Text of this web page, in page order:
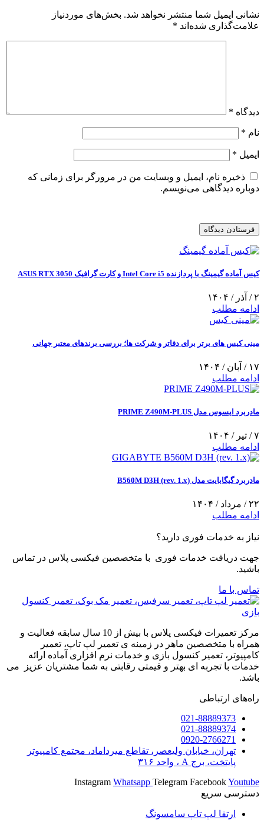
نشانی ایمیل شما منتشر نخواهد شد. بخش‌های موردنیاز
علامت‌گذاری شده‌اند *
دیدگاه *
نام *
ایمیل *
ذخیره نام، ایمیل و وبسایت من در مرورگر برای زمانی که
دوباره دیدگاهی می‌نویسم.
کیس آماده گیمینگ با پردازنده Intel Core i5 و کارت گرافیک ASUS RTX 3050
۲ / آذر / ۱۴۰۴
ادامه مطلب
مینی کیس‌ های برتر برای دفاتر و شرکت‌ ها؛ بررسی برندهای معتبر جهانی
۱۷ / آبان / ۱۴۰۴
ادامه مطلب
مادربرد ایسوس مدل PRIME Z490M-PLUS
۷ / تیر / ۱۴۰۴
ادامه مطلب
مادربرد گیگابایت مدل B560M D3H (rev. 1.x)
۲۲ / مرداد / ۱۴۰۴
ادامه مطلب
نیاز به خدمات فوری دارید؟
جهت دریافت خدمات فوری با متخصصین فیکسی پلاس در تماس
باشید.
تماس با ما
مرکز تعمیرات فیکسی پلاس با بیش از 10 سال سابقه فعالیت و
همراه با متخصصین ماهر در زمینه ی تعمیر لپ تاپ، تعمیر
کامپیوتر، تعمیر کنسول بازی و خدمات نرم افزاری آماده ارائه
خدمات با تجربه ای بهتر و قیمتی رقابتی به شما مشتریان عزیز می
باشد.
راه‌های ارتباطی
021-88889373
021-88889374
0920-2766271
تهران، خیابان ولیعصر، تقاطع میرداماد، مجتمع کامپیوتر
پایتخت، برج A ، واحد ۳۱۶
Instagram Whatsapp Telegram FacebookYoutube
دسترسی سریع
ارتقا لپ تاپ سامسونگ